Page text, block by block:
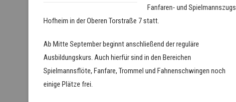
Fanfaren- und Spielmannszugs
Hofheim in der Oberen Torstraße 7 statt.
Ab Mitte September beginnt anschließend der reguläre
Ausbildungskurs. Auch hierfür sind in den Bereichen
Spielmannsflöte, Fanfare, Trommel und Fahnenschwingen noch
einige Plätze frei.